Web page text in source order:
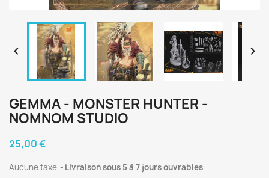
 
GEMMA - MONSTER HUNTER -
NOMNOM STUDIO
25,00 €
Aucune taxe Livraison sous 5 à 7 jours ouvrables